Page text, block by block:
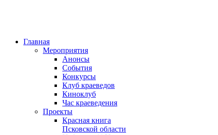
Главная
Мероприятия
Анонсы
События
Конкурсы
Клуб краеведов
Киноклуб
Час краеведения
Проекты
Красная книга
Псковской области